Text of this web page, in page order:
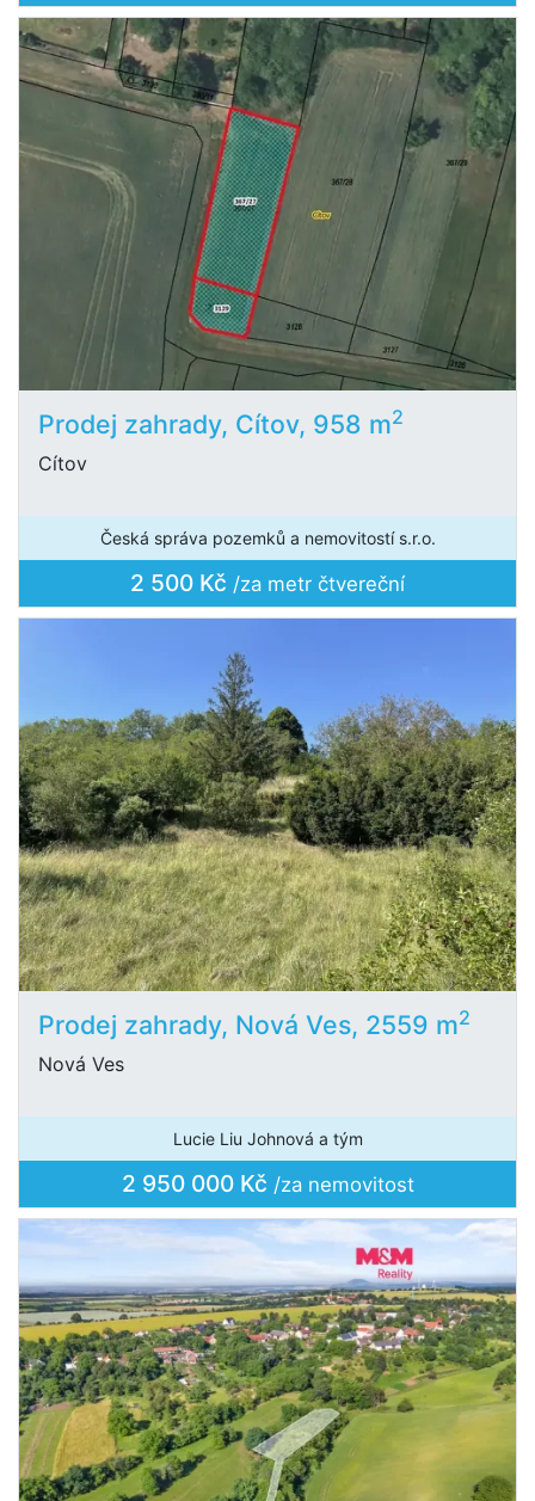
Prodej zahrady, Cítov, 958 m2
Cítov
Česká správa pozemků a nemovitostí s.r.o.
2 500 Kč /za metr čtvereční
Prodej zahrady, Nová Ves, 2559 m2
Nová Ves
Lucie Liu Johnová a tým
2 950 000 Kč /za nemovitost